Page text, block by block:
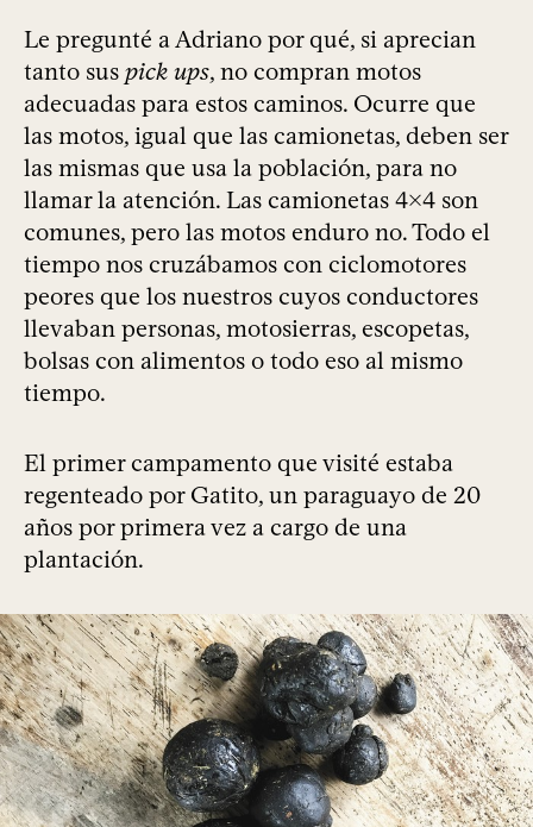
Le pregunté a Adriano por qué, si aprecian
tanto sus pick ups, no compran motos
adecuadas para estos caminos. Ocurre que
las motos, igual que las camionetas, deben ser
las mismas que usa la población, para no
llamar la atención. Las camionetas 4x4 son
comunes, pero las motos enduro no. Todo el
tiempo nos cruzábamos con ciclomotores
peores que los nuestros cuyos conductores
llevaban personas, motosierras, escopetas,
bolsas con alimentos o todo eso al mismo
tiempo.
El primer campamento que visité estaba
regenteado por Gatito, un paraguayo de 20
años por primera vez a cargo de una
plantación.